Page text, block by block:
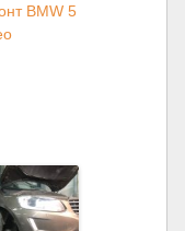
BMW 5